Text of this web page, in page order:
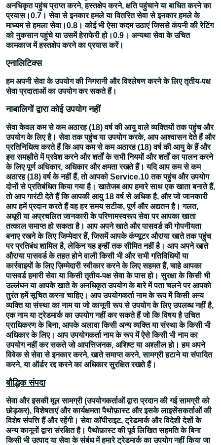
अनधिकृत पहुंच प्राप्त करने, हस्तक्षेप करने, क्षति पहुंचाने या बाधित करने का
प्रयास।0.7। सेवा से इनकार हमले या वितरित सेवा से इनकार हमले के
माध्यम से हमला सेवा।0.8। कोई भी ऐसा कदम उठाएं जिससे कंपनी की रेटिंग
को नुकसान पहुंचे या उसमें हेराफेरी हो।0.9। अन्यथा सेवा के उचित
कामकाज में हस्तक्षेप करने का प्रयास करें।
एनालिटिक्स
हम अपनी सेवा के उपयोग की निगरानी और विश्लेषण करने के लिए तृतीय-पक्ष
सेवा प्रदाताओं का उपयोग कर सकते हैं।
नाबालिगों द्वारा कोई उपयोग नहीं
सेवा केवल कम से कम अठारह (18) वर्ष की आयु वाले व्यक्तियों तक पहुंच और
उपयोग के लिए है। सेवा तक पहुंच या उपयोग करके, आप आश्वासन देते हैं और
प्रतिनिधित्व करते हैं कि आप कम से कम अठारह (18) वर्ष की आयु के हैं और
इस समझौते में प्रवेश करने और शर्तों के सभी नियमों और शर्तों का पालन करने
के लिए पूर्ण अधिकार, अधिकार और क्षमता रखते हैं। यदि आप कम से कम
अठारह (18) वर्ष के नहीं हैं, तो आपको Service.10 तक पहुंच और उपयोग
दोनों से प्रतिबंधित किया गया है। खातेजब आप हमारे साथ एक खाता बनाते हैं,
तो आप गारंटी देते हैं कि आपकी आयु 18 वर्ष से अधिक है, और जो जानकारी
आप हमें प्रदान करते हैं वह हर समय सटीक, पूर्ण और अद्यतन है। गलत,
अधूरी या अप्रचलित जानकारी के परिणामस्वरूप सेवा पर आपका खाता
तत्काल समाप्त हो सकता है। आप अपने खाते और पासवर्ड की गोपनीयता
बनाए रखने के लिए जिम्मेदार हैं, जिसमें आपके कंप्यूटर और/या खाते तक पहुंच
पर प्रतिबंध शामिल है, लेकिन यह इन्हीं तक सीमित नहीं है। आप अपने खाते
और/या पासवर्ड के तहत होने वाली किसी भी और सभी गतिविधियों या
कार्रवाइयों के लिए ज़िम्मेदारी स्वीकार करने के लिए सहमत हैं, चाहे आपका
पासवर्ड हमारी सेवा या किसी तृतीय-पक्ष सेवा के पास हो। सुरक्षा के किसी भी
उल्लंघन या आपके खाते के अनधिकृत उपयोग के बारे में पता चलने पर आपको
तुरंत हमें सूचित करना चाहिए। आप उपयोगकर्ता नाम के रूप में किसी अन्य
व्यक्ति या संस्था का नाम या जो कानूनी रूप से उपयोग के लिए उपलब्ध नहीं है,
एक नाम या ट्रेडमार्क का उपयोग नहीं कर सकते हैं जो कि विषय है उचित
प्राधिकरण के बिना, आपके अलावा किसी अन्य व्यक्ति या संस्था के किसी भी
अधिकार के लिए। आप उपयोगकर्ता नाम के रूप में ऐसे किसी भी नाम का
उपयोग नहीं कर सकते जो आपत्तिजनक, अशिष्ट या अश्लील हो। हम अपने
विवेक से सेवा से इनकार करने, खाते समाप्त करने, सामग्री हटाने या संपादित
करने, या ऑर्डर रद्द करने का अधिकार सुरक्षित रखते हैं।
बौद्धिक संपदा
सेवा और इसकी मूल सामग्री (उपयोगकर्ताओं द्वारा प्रदान की गई सामग्री को
छोड़कर), विशेषताएं और कार्यक्षमता पैथोफ़ास्ट और इसके लाइसेंसकर्ताओं की
विशेष संपत्ति हैं और रहेंगी। सेवा कॉपीराइट, ट्रेडमार्क और विदेशी देशों के
अन्य कानूनों द्वारा संरक्षित है। पैथोफ़ास्ट की पूर्व लिखित सहमति के बिना
किसी भी उत्पाद या सेवा के संबंध में हमारे ट्रेडमार्क का उपयोग नहीं किया जा